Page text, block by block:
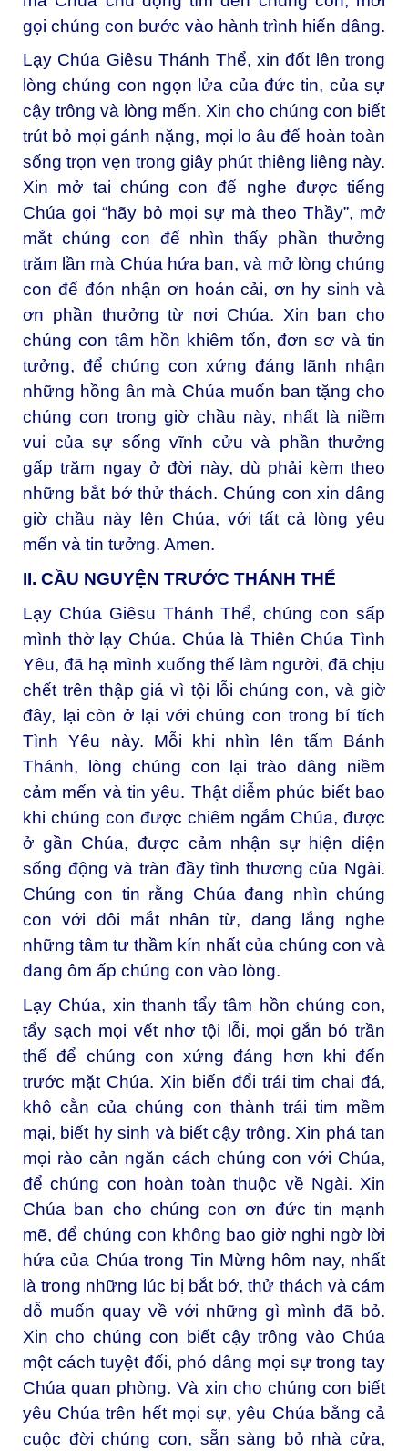
gọi chúng con bước vào hành trình hiến dâng.
Lạy Chúa Giêsu Thánh Thể, xin đốt lên trong
lòng chúng con ngọn lửa của đức tin, của sự
cậy trông và lòng mến. Xin cho chúng con biết
trút bỏ mọi gánh nặng, mọi lo âu để hoàn toàn
sống trọn vẹn trong giây phút thiêng liêng này.
Xin mở tai chúng con để nghe được tiếng
Chúa gọi “hãy bỏ mọi sự mà theo Thầy”, mở
mắt chúng con để nhìn thấy phần thưởng
trăm lần mà Chúa hứa ban, và mở lòng chúng
con để đón nhận ơn hoán cải, ơn hy sinh và
ơn phần thưởng từ nơi Chúa. Xin ban cho
chúng con tâm hồn khiêm tốn, đơn sơ và tin
tưởng, để chúng con xứng đáng lãnh nhận
những hồng ân mà Chúa muốn ban tặng cho
chúng con trong giờ chầu này, nhất là niềm
vui của sự sống vĩnh cửu và phần thưởng
gấp trăm ngay ở đời này, dù phải kèm theo
những bắt bớ thử thách. Chúng con xin dâng
giờ chầu này lên Chúa, với tất cả lòng yêu
mến và tin tưởng. Amen.
II. CẦU NGUYỆN TRƯỚC THÁNH THỂ
Lạy Chúa Giêsu Thánh Thể, chúng con sấp
mình thờ lạy Chúa. Chúa là Thiên Chúa Tình
Yêu, đã hạ mình xuống thế làm người, đã chịu
chết trên thập giá vì tội lỗi chúng con, và giờ
đây, lại còn ở lại với chúng con trong bí tích
Tình Yêu này. Mỗi khi nhìn lên tấm Bánh
Thánh, lòng chúng con lại trào dâng niềm
cảm mến và tin yêu. Thật diễm phúc biết bao
khi chúng con được chiêm ngắm Chúa, được
ở gần Chúa, được cảm nhận sự hiện diện
sống động và tràn đầy tình thương của Ngài.
Chúng con tin rằng Chúa đang nhìn chúng
con với đôi mắt nhân từ, đang lắng nghe
những tâm tư thầm kín nhất của chúng con và
đang ôm ấp chúng con vào lòng.
Lạy Chúa, xin thanh tẩy tâm hồn chúng con,
tẩy sạch mọi vết nhơ tội lỗi, mọi gắn bó trần
thế để chúng con xứng đáng hơn khi đến
trước mặt Chúa. Xin biến đổi trái tim chai đá,
khô cằn của chúng con thành trái tim mềm
mại, biết hy sinh và biết cậy trông. Xin phá tan
mọi rào cản ngăn cách chúng con với Chúa,
để chúng con hoàn toàn thuộc về Ngài. Xin
Chúa ban cho chúng con ơn đức tin mạnh
mẽ, để chúng con không bao giờ nghi ngờ lời
hứa của Chúa trong Tin Mừng hôm nay, nhất
là trong những lúc bị bắt bớ, thử thách và cám
dỗ muốn quay về với những gì mình đã bỏ.
Xin cho chúng con biết cậy trông vào Chúa
một cách tuyệt đối, phó dâng mọi sự trong tay
Chúa quan phòng. Và xin cho chúng con biết
yêu Chúa trên hết mọi sự, yêu Chúa bằng cả
cuộc đời chúng con, sẵn sàng bỏ nhà cửa,